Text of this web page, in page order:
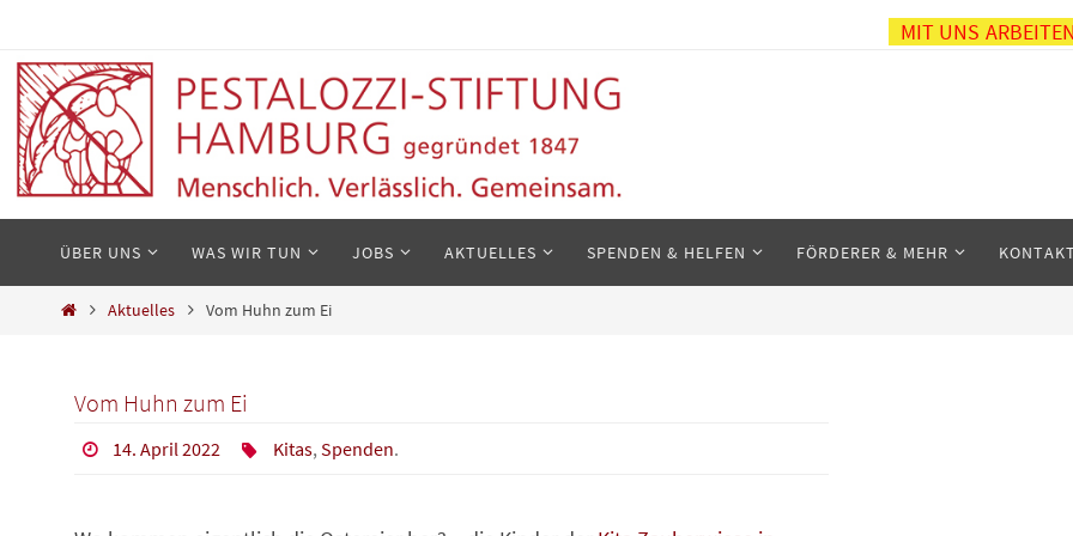
Inhalt
springen
MIT UNS ARBEITEN
springen
ÜBER UNS WAS WIR TUN JOBS AKTUELLES SPENDEN & HELFEN FÖRDERER & MEHR KONTAKT
StartAktuelles Vom Huhn zum Ei
Vom Huhn zum Ei
14. April 2022 Kitas,Spenden.